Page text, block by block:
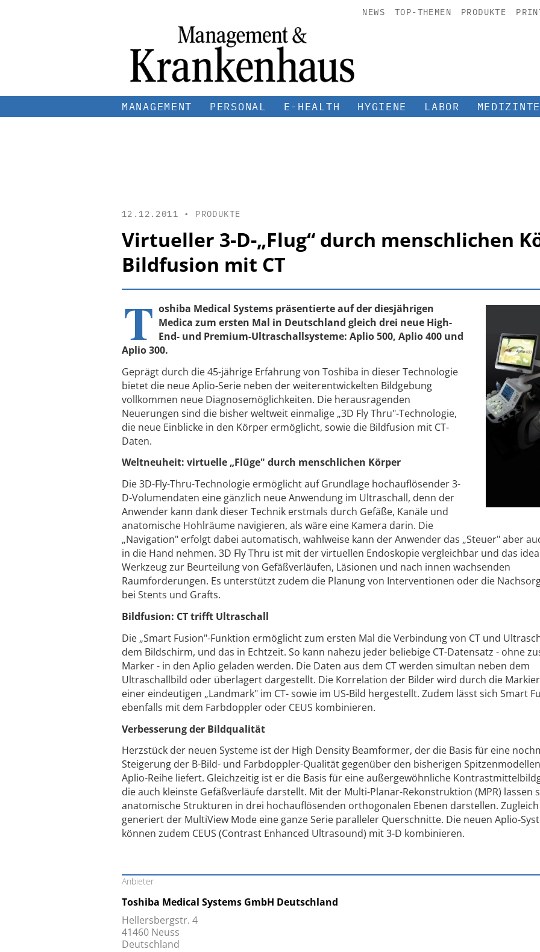
NEWS TOP-THEMEN PRODUKTE
MANAGEMENT PERSONAL E-HEALTH HYGIENE LABOR
12.12.2011 • PRODUKTE
Virtueller 3-D-„Flug“ durch menschlichen
Bildfusion mit CT
T oshiba Medical Systems präsentierte auf der diesjährigen
Medica zum ersten Mal in Deutschland gleich drei neue High-
End- und Premium-Ultraschallsysteme: Aplio 500, Aplio 400 und
Aplio 300.
Geprägt durch die 45-jährige Erfahrung von Toshiba in dieser Technologie
bietet die neue Aplio-Serie neben der weiterentwickelten Bildgebung
vollkommen neue Diagnosemöglichkeiten. Die herausragenden
Neuerungen sind die bisher weltweit einmalige „3D Fly Thru"-Technologie,
die neue Einblicke in den Körper ermöglicht, sowie die Bildfusion mit CT-
Daten.
Weltneuheit: virtuelle „Flüge" durch menschlichen Körper
Die 3D-Fly-Thru-Technologie ermöglicht auf Grundlage hochauflösender 3-
D-Volumendaten eine gänzlich neue Anwendung im Ultraschall, denn der
Anwender kann dank dieser Technik erstmals durch Gefäße, Kanäle und
anatomische Hohlräume navigieren, als wäre eine Kamera darin. Die
„Navigation" erfolgt dabei automatisch, wahlweise kann der Anwender das „Steuer" aber
in die Hand nehmen. 3D Fly Thru ist mit der virtuellen Endoskopie vergleichbar und das
Werkzeug zur Beurteilung von Gefäßverläufen, Läsionen und nach innen wachsenden
Raumforderungen. Es unterstützt zudem die Planung von Interventionen oder die
bei Stents und Grafts.
Bildfusion: CT trifft Ultraschall
Die „Smart Fusion"-Funktion ermöglicht zum ersten Mal die Verbindung von CT und
dem Bildschirm, und das in Echtzeit. So kann nahezu jeder beliebige CT-Datensatz - ohne
Marker - in den Aplio geladen werden. Die Daten aus dem CT werden simultan neben dem
Ultraschallbild oder überlagert dargestellt. Die Korrelation der Bilder wird durch die
einer eindeutigen „Landmark" im CT- sowie im US-Bild hergestellt. Zudem lässt sich Smart
ebenfalls mit dem Farbdoppler oder CEUS kombinieren.
Verbesserung der Bildqualität
Herzstück der neuen Systeme ist der High Density Beamformer, der die Basis für eine
Steigerung der B-Bild- und Farbdoppler-Qualität gegenüber den bisherigen
Aplio-Reihe liefert. Gleichzeitig ist er die Basis für eine außergewöhnliche
die auch kleinste Gefäßverläufe darstellt. Mit der Multi-Planar-Rekonstruktion (MPR) lassen
anatomische Strukturen in drei hochauflösenden orthogonalen Ebenen darstellen. Zugleich
generiert der MultiView Mode eine ganze Serie paralleler Querschnitte. Die neuen Aplio-
können zudem CEUS (Contrast Enhanced Ultrasound) mit 3-D kombinieren.
Anbieter
Toshiba Medical Systems GmbH Deutschland
Hellersbergstr. 4
41460 Neuss
Deutschland